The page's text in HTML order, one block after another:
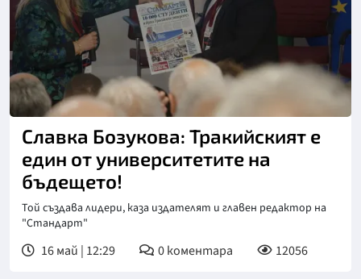
Славка Бозукова: Тракийският е
един от университетите на
бъдещето!
Той създава лидери, каза издателят и главен редактор на
"Стандарт"
16 май | 12:29 0коментара 12056